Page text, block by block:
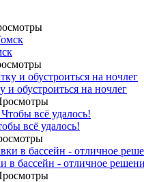
и обустроиться на ночлег
всё удалось!
в бассейн - отличное